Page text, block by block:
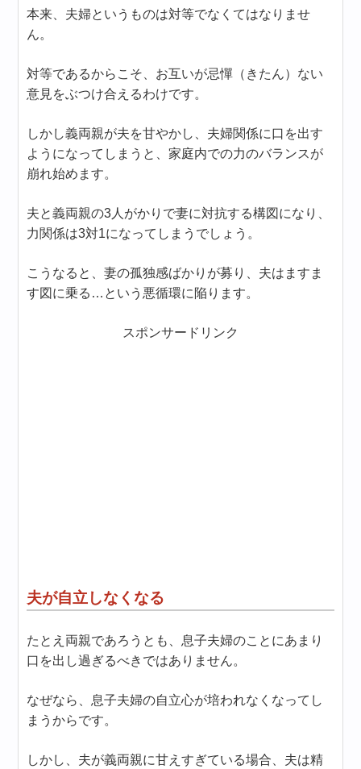
本来、夫婦というものは対等でなくてはなりませ
ん。
対等であるからこそ、お互いが忌憚（きたん）ない
意見をぶつけ合えるわけです。
しかし義両親が夫を甘やかし、夫婦関係に口を出す
ようになってしまうと、家庭内での力のバランスが
崩れ始めます。
夫と義両親の3人がかりで妻に対抗する構図になり、
力関係は3対1になってしまうでしょう。
こうなると、妻の孤独感ばかりが募り、夫はますま
す図に乗る…という悪循環に陥ります。
スポンサードリンク
夫が自立しなくなる
たとえ両親であろうとも、息子夫婦のことにあまり
口を出し過ぎるべきではありません。
なぜなら、息子夫婦の自立心が培われなくなってし
まうからです。
しかし、夫が義両親に甘えすぎている場合、夫は精